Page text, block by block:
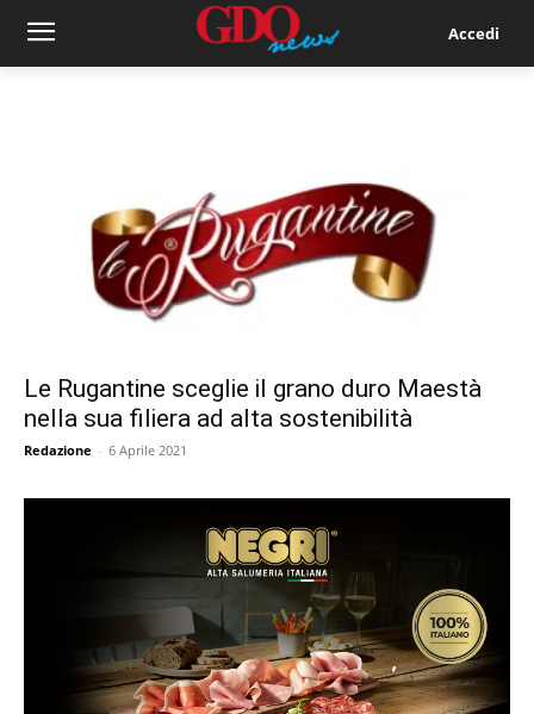
Accedi
Le Rugantine sceglie il grano duro Maestà
nella sua filiera ad alta sostenibilità
Redazione - 6 Aprile 2021